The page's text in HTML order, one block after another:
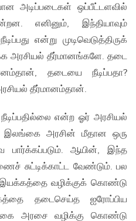
அடிப்படைகள் ஒப்பீட்டளவில்
எனினும், இந்தியாவும்
என்று முடிவெடுத்திருக்
அரசியல் தீர்மானங்களே. தடை
தடையை நீடிப்பதா?
தீர்மானம்தான்.
என்ற ஓர் அரசியல்
இலங்கை அரசின் மீதான ஒரு
பார்க்கப்படும். ஆயின், இந்த
சுட்டிக்காட்ட வேண்டும். பல
இயக்கத்தை வழிக்குக் கொண்டு
தடைசெய்த ஐரோப்பிய
அரசை வழிக்கு கொண்டு